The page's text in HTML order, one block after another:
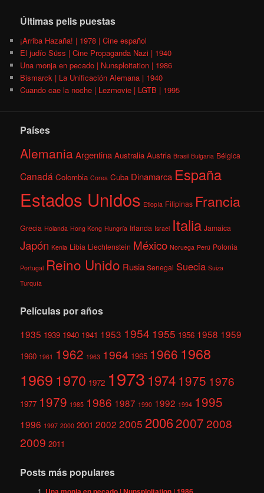
Últimas pelis puestas
¡Arriba Hazaña! | 1978 | Cine español
El judío Süss | Cine Propaganda Nazi | 1940
Una monja en pecado | Nunsploitation | 1986
Bismarck | La Unificación Alemana | 1940
Cuando cae la noche | Lezmovie | LGTB | 1995
Países
AlemaniaArgentina Australia Austria Brasil Bulgaria Bélgica
Canadá Colombia Corea Cuba Dinamarca España
Estados Unidos Etiopía Filipinas Francia
Grecia Holanda Hong Kong Hungría Irlanda Israel Italia Jamaica
Japón Kenia Libia Liechtenstein México Noruega Perú Polonia
Portugal Reino Unido Rusia Senegal Suecia Suiza
Turquía
Películas por años
1935 1939 1940 1941 1953 1954 1955 1956 1958 1959
1960 1961 1962 1963 1964 1965 1966 1968
1969 1970 1972 1973 1974 1975 1976
1977 1979 1985 1986 1987 1990 1992 1994 1995
1996 1997 2000 2001 2002 2005 200620072008
2009 2011
Posts más populares